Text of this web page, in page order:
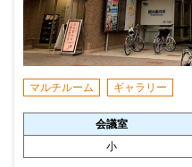
マルチルーム ギャラリー
会議室
小